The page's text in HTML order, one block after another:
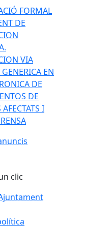
FORMAL
DE
VIA
EN
DE
DE
I
clic